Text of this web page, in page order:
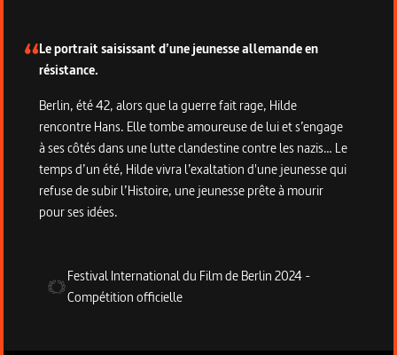
Le portrait saisissant d’une jeunesse allemande en
résistance.
Berlin, été 42, alors que la guerre fait rage, Hilde
rencontre Hans. Elle tombe amoureuse de lui et s’engage
à ses côtés dans une lutte clandestine contre les nazis… Le
temps d’un été, Hilde vivra l’exaltation d'une jeunesse qui
refuse de subir l’Histoire, une jeunesse prête à mourir
pour ses idées.
Festival International du Film de Berlin2024-
Compétition officielle